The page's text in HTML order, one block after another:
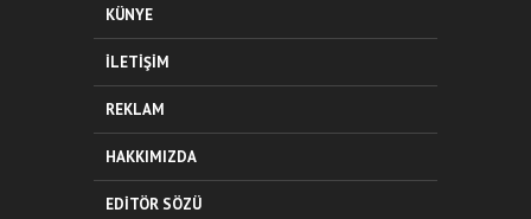
KÜNYE
İLETIŞIM
REKLAM
HAKKIMIZDA
EDITÖR SÖZÜ